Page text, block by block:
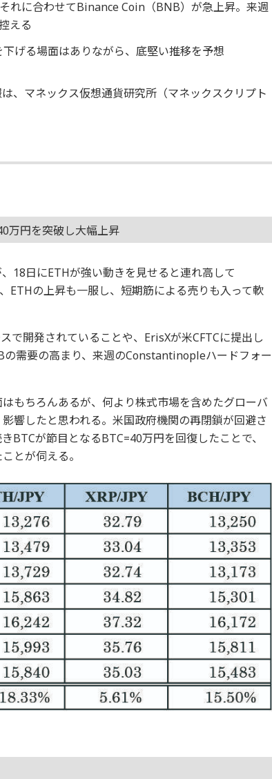
れに合わせてBinance Coin（BNB）が急上昇。来週
える
げる場面はありながら、底堅い推移を予想
、マネックス仮想通貨研究所（マネックスクリプト
万円を突破し大幅上昇
18日にETHが強い動きを見せると連れ高して
ETHの上昇も一服し、短期筋による売りも入って軟
で開発されていることや、ErisXが米CFTCに提出し
需要の高まり、来週のConstantinopleハードフォー
もちろんあるが、何より株式市場を含めたグローバ
響したと思われる。米国政府機関の再閉鎖が回避さ
BTCが節目となるBTC=40万円を回復したことで、
とが伺える。